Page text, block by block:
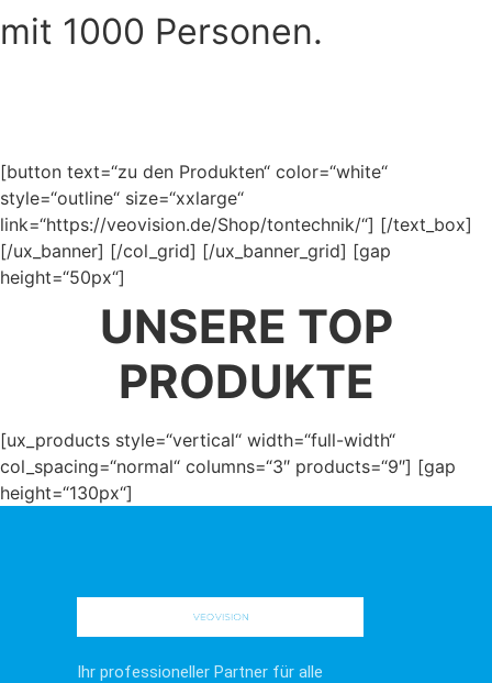
mit 1000 Personen.
[button text=“zu den Produkten“ color=“white“
style=“outline“ size=“xxlarge“
link=“https://veovision.de/Shop/tontechnik/“] [/text_box]
[/ux_banner] [/col_grid] [/ux_banner_grid] [gap
height=“50px“]
UNSERE TOP
PRODUKTE
[ux_products style=“vertical“ width=“full-width“
col_spacing=“normal“ columns=“3″ products=“9″] [gap
height=“130px“]
Ihr professioneller Partner für alle